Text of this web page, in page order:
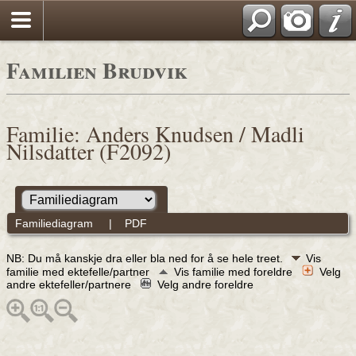
Familien Brudvik
Familie: Anders Knudsen / Madli
Nilsdatter (F2092)
Familiediagram | PDF
NB: Du må kanskje dra eller bla ned for å se hele treet.
Vis
familie med ektefelle/partner
Vis familie med foreldre
Velg
andre ektefeller/partnere
Velg andre foreldre